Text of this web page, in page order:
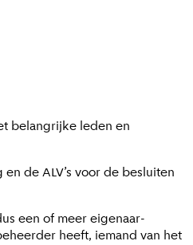
belangrijke leden en
de ALV’s voor de besluiten
een of meer eigenaar-
heeft, iemand van het